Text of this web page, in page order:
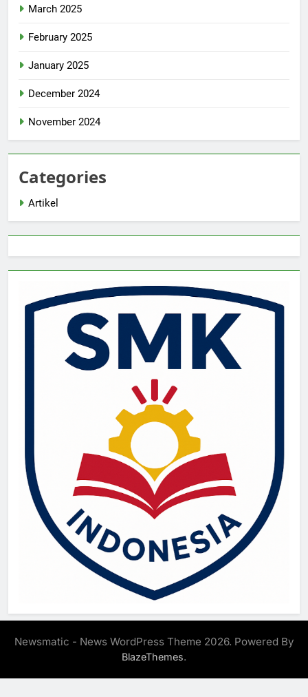
March 2025
February 2025
January 2025
December 2024
November 2024
Categories
Artikel
Newsmatic - News WordPress Theme 2026. Powered By
BlazeThemes.